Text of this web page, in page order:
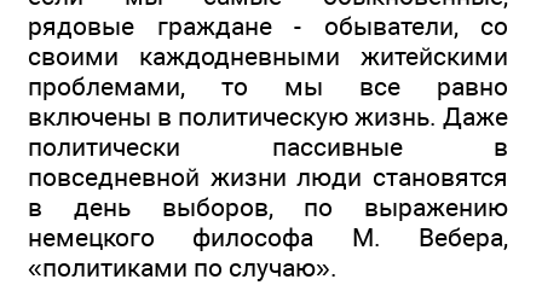
рядовые граждане - обыватели, со
своими каждодневными житейскими
проблемами, то мы все равно
включены в политическую жизнь. Даже
политически пассивные в
повседневной жизни люди становятся
в день выборов, по выражению
немецкого философа М. Вебера,
«политиками по случаю».